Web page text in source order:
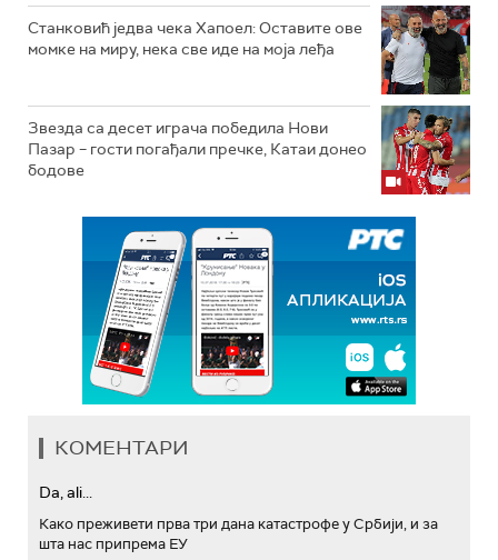
Станковић једва чека Хапоел: Оставите ове
момке на миру, нека све иде на моја леђа
Звезда са десет играча победила Нови
Пазар – гости погађали пречке, Катаи донео
бодове
КОМЕНТАРИ
Da, ali...
Како преживети прва три дана катастрофе у Србији, и за
шта нас припрема ЕУ